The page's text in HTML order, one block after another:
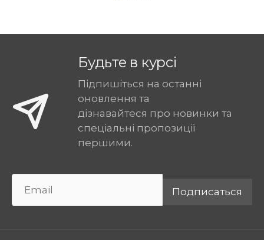
Будьте в курсі
Підпишіться на останні
оновлення та
дізнавайтеся про новинки та
спеціальні пропозиції
першими.
Подписаться